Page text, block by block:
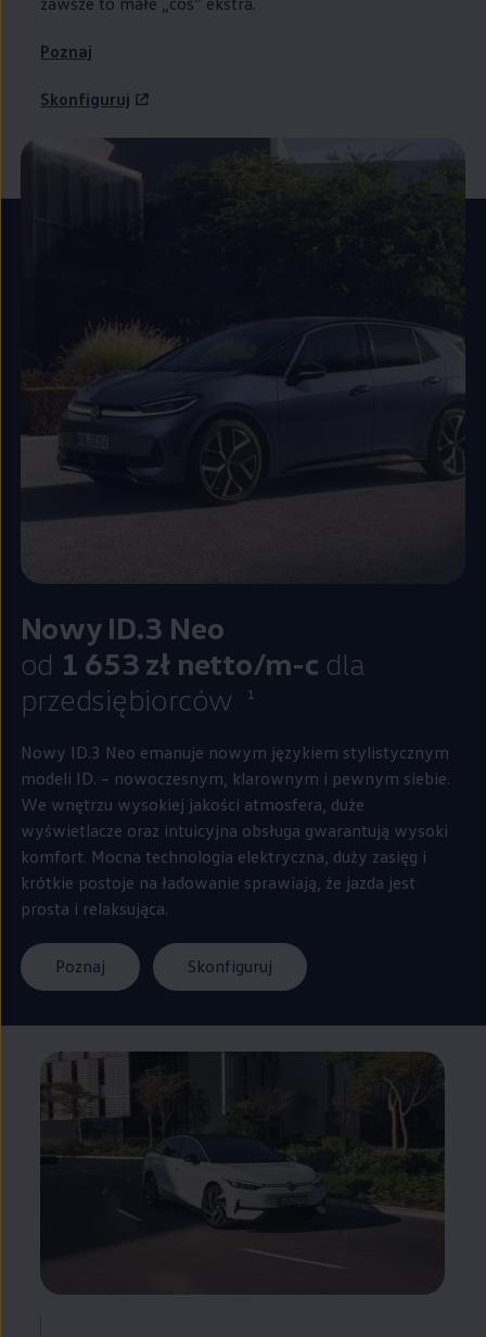
Poznaj
Skonfiguruj
Nowy ID.3 Neo
od 1 653 zł netto/m-c dla
przedsiębiorców
1
Nowy ID.3 Neo emanuje nowym językiem stylistycznym
modeli ID. – nowoczesnym, klarownym i pewnym siebie.
We wnętrzu wysokiej jakości atmosfera, duże
wyświetlacze oraz intuicyjna obsługa gwarantują wysoki
komfort. Mocna technologia elektryczna, duży zasięg i
krótkie postoje na ładowanie sprawiają, że jazda jest
prosta i relaksująca.
Poznaj Skonfiguruj